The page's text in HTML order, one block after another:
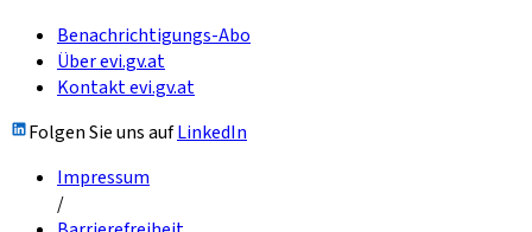
Benachrichtigungs-Abo
Über evi.gv.at
Kontakt evi.gv.at
Folgen Sie uns aufLinkedIn
Impressum
/